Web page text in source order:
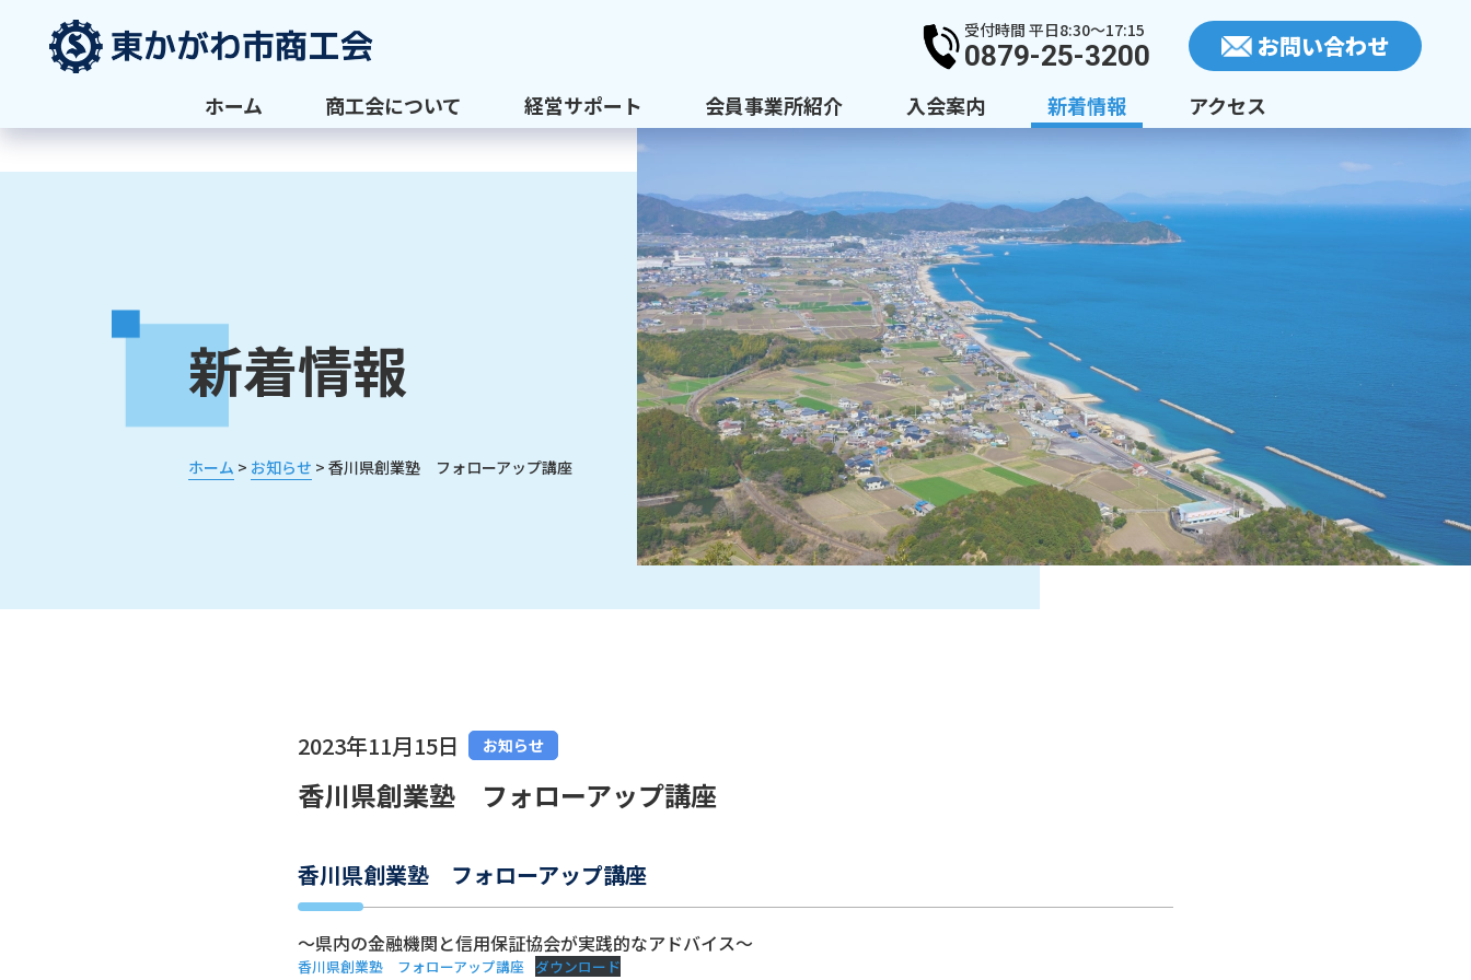
受付時間 平日8:30〜17:15
0879-25-3200 お問い合わせ
ホーム 商工会について 経営サポート 会員事業所紹介 入会案内 新着情報 アクセス
新着情報
ホーム > お知らせ > 香川県創業塾 フォローアップ講座
2023年11月15日 お知らせ
香川県創業塾 フォローアップ講座
香川県創業塾 フォローアップ講座
～県内の金融機関と信用保証協会が実践的なアドバイス～
香川県創業塾 フォローアップ講座 ダウンロード